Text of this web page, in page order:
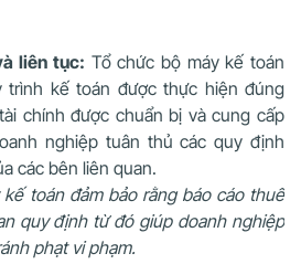
liên tục: Tổ chức bộ máy kế toán
trình kế toán được thực hiện đúng
chính được chuẩn bị và cung cấp
nghiệp tuân thủ các quy định
các bên liên quan.
toán đảm bảo rằng báo cáo thuế
quy định từ đó giúp doanh nghiệp
phạt vi phạm.